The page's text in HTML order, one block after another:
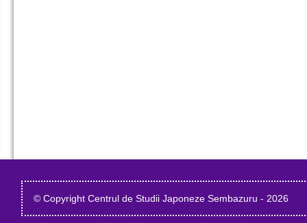
© Copyright Centrul de Studii Japoneze Sembazuru - 2026